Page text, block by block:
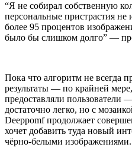
“Я не собирал собственную
персональные пристрастия
более 95 процентов
было бы слишком долго” —
Пока что алгоритм не всегда
результаты — по крайней
предоставляли пользователи
достаточно легко, но с
Deeppomf продолжает
хочет добавить туда новый
чёрно-белыми изображениями.